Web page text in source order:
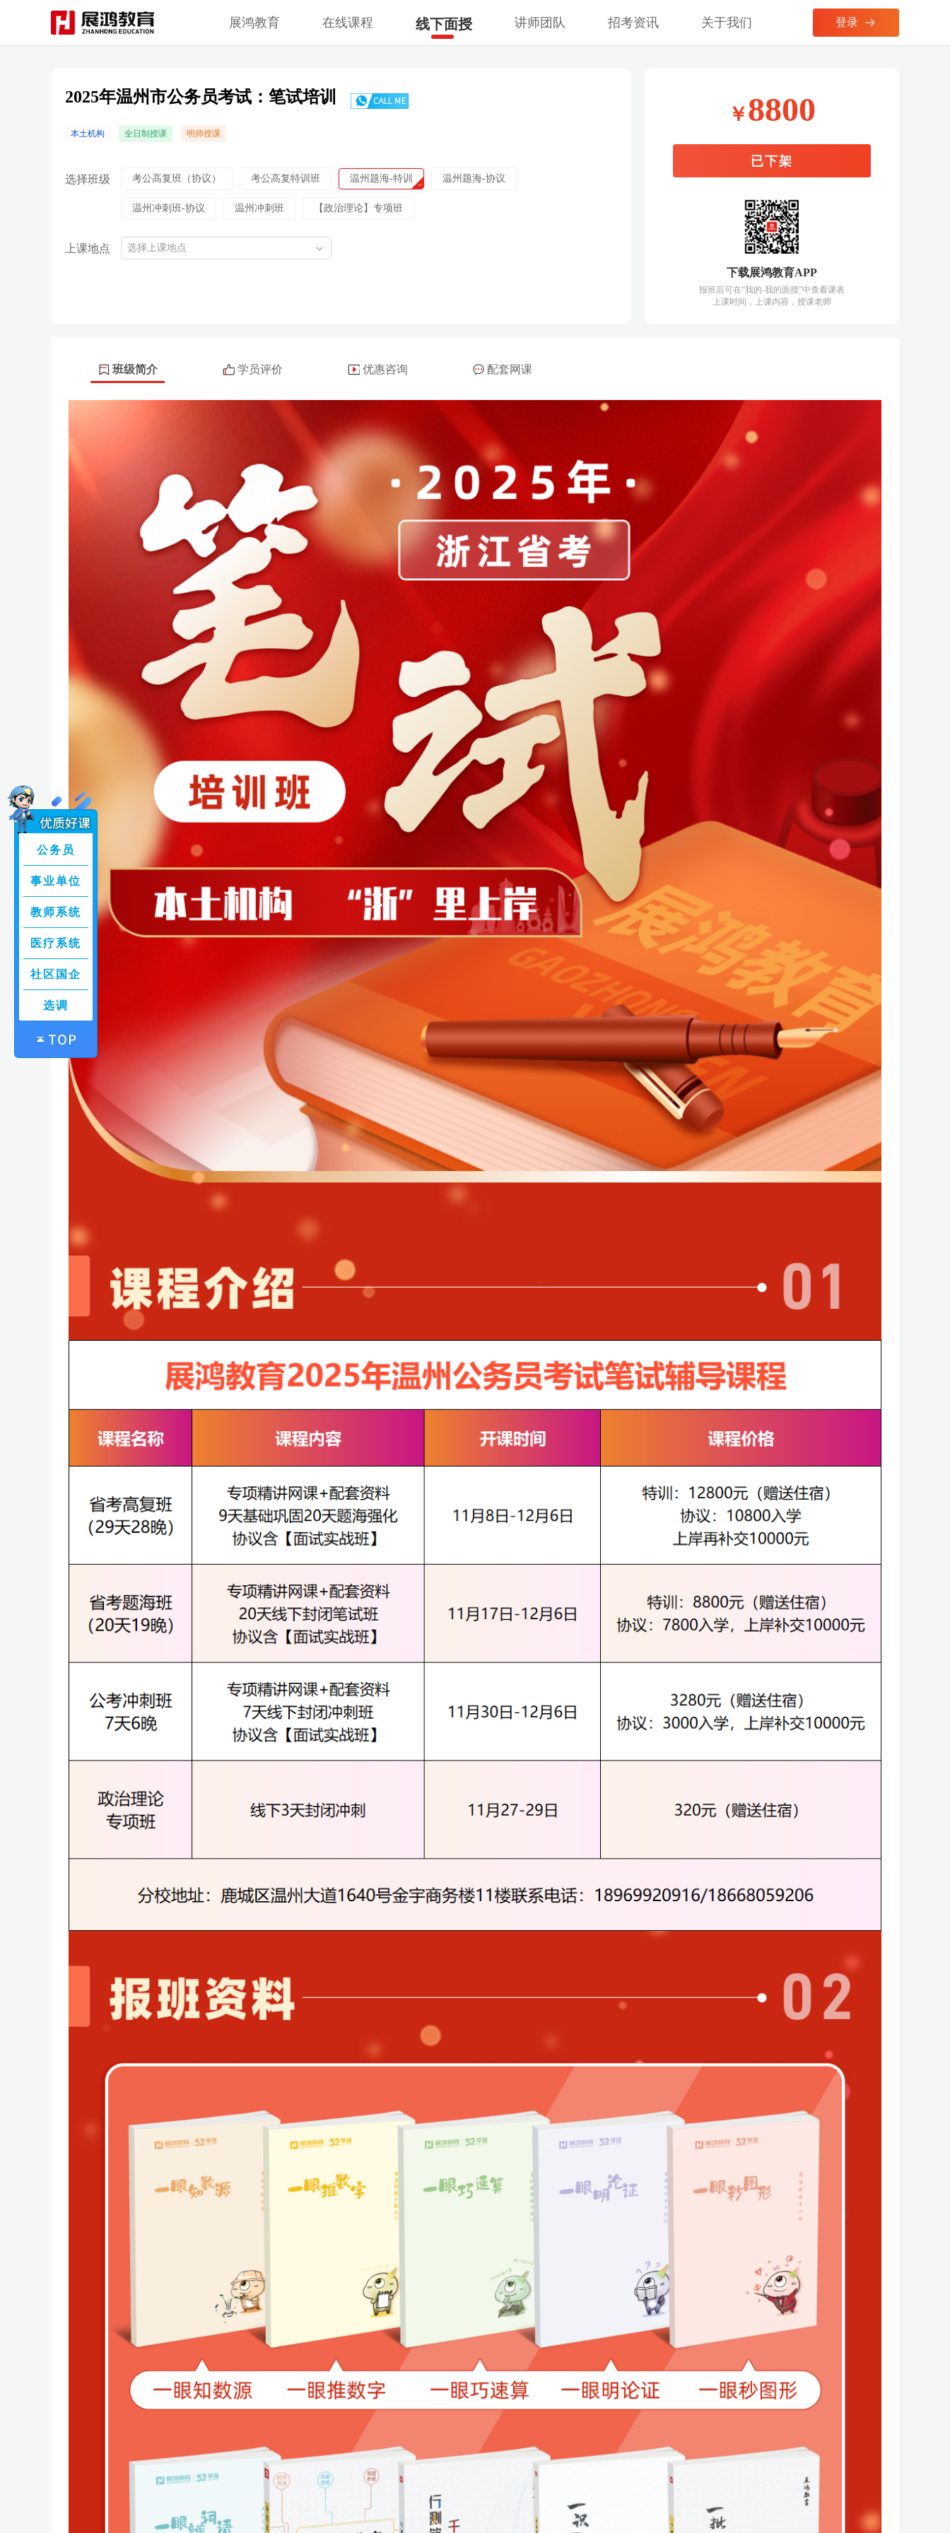
2025年温州市公务员考试：笔试培训
本土机构 全日制授课 明师授课
选择班级 考公高复班（协议） 考公高复特训班 温州题海-特训 温州题海-协议
温州冲刺班-协议 温州冲刺班 【政治理论】专项班
上课地点 选择上课地点
￥8800
已下架
下载展鸿教育APP
报班后可在“我的-我的面授”中查看课表
上课时间，上课内容，授课老师
班级简介 学员评价 优惠咨询 配套网课
公务员
事业单位
教师系统
医疗系统
社区国企
选调
展鸿教育 在线课程 线下面授 讲师团队 招考资讯 关于我们 登录